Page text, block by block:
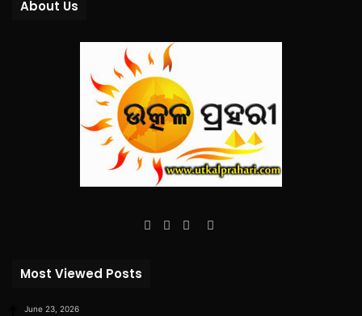
About Us
Facebook
TwitterYouTube
Instagram
Most Viewed Posts
June 23, 2026